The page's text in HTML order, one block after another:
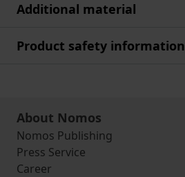
Additional material
Product safety information
About Nomos
Nomos Publishing
Press Service
Career